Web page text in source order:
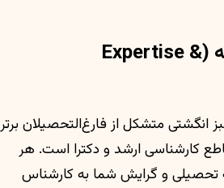
1. تخصص و تجربه (Expertise &
متشکل از فارغ‌التحصیلان برتر
کارشناسی ارشد و دکترا است. هر
تحصیلی و گرایش شما به کارشناس